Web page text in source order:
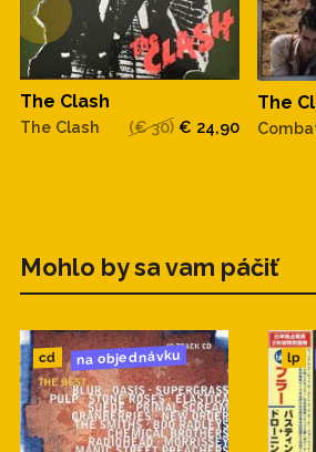
The Clash
The Clash (€ 30) € 24,90
The
Mohlo by sa vam páčiť
cd na objednávku lp